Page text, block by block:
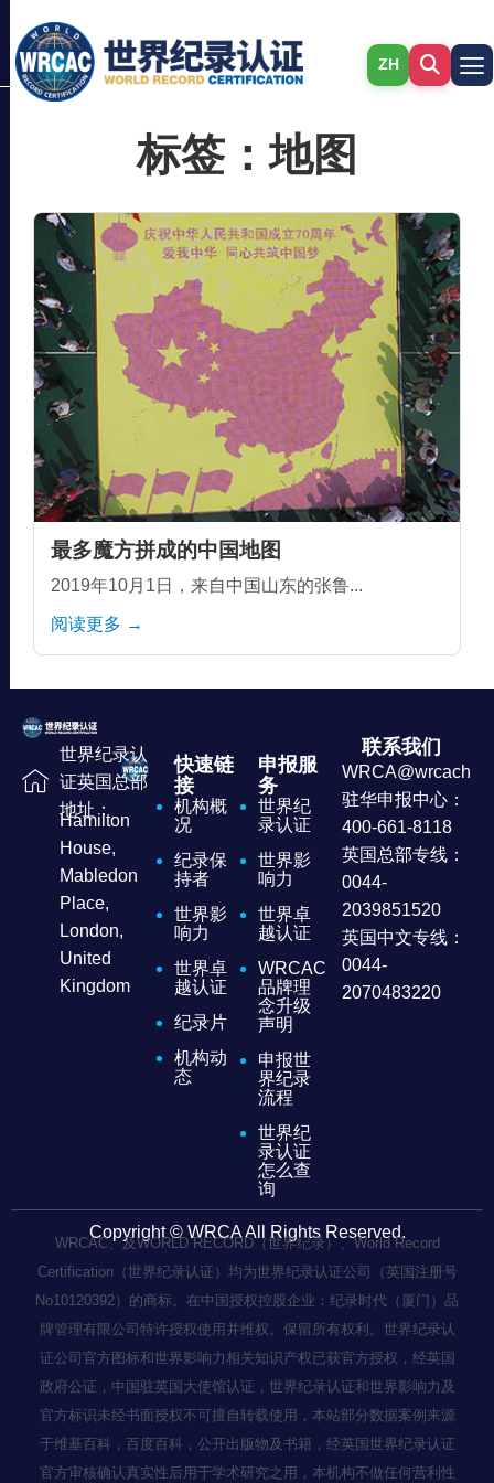
ZH
标签：地图
最多魔方拼成的中国地图
2019年10月1日，来自中国山东的张鲁...
阅读更多 →
世界纪录认
证英国总部
地址：
Hamilton
House,
Mabledon
Place,
London,
United
Kingdom
快速链
接
机构概
况
纪录保
持者
世界影
响力
世界卓
越认证
纪录片
机构动
态
申报服
务
世界纪
录认证
世界影
响力
世界卓
越认证
WRCAC
品牌理
念升级
声明
申报世
界纪录
流程
世界纪
录认证
怎么查
询
联系我们
驻华申报中心：
400-661-8118
英国总部专线：
0044-
2039851520
英国中文专线：
0044-
2070483220
Copyright © WRCA All Rights Reserved.
WRCAC、及WORLD RECORD（世界纪录）、World Record
Certification（世界纪录认证）均为世界纪录认证公司（英国注册号
No10120392）的商标。在中国授权控股企业：纪录时代（厦门）品
牌管理有限公司特许授权使用并维权。保留所有权利。世界纪录认
证公司官方图标和世界影响力相关知识产权已获官方授权，经英国
政府公证，中国驻英国大使馆认证，世界纪录认证和世界影响力及
官方标识未经书面授权不可擅自转载使用，本站部分数据案例来源
于维基百科，百度百科，公开出版物及书籍，经英国世界纪录认证
官方审核确认真实性后用于学术研究之用，本机构不做任何营利性